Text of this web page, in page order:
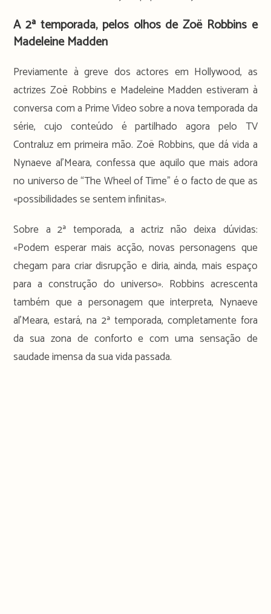
A 2ª temporada, pelos olhos de Zoë Robbins e
Madeleine Madden
Previamente à greve dos actores em Hollywood, as
actrizes Zoë Robbins e Madeleine Madden estiveram à
conversa com a Prime Video sobre a nova temporada da
série, cujo conteúdo é partilhado agora pelo TV
Contraluz em primeira mão. Zoë Robbins, que dá vida a
Nynaeve al’Meara, confessa que aquilo que mais adora
no universo de “The Wheel of Time” é o facto de que as
«possibilidades se sentem infinitas».
Sobre a 2ª temporada, a actriz não deixa dúvidas:
«Podem esperar mais acção, novas personagens que
chegam para criar disrupção e diria, ainda, mais espaço
para a construção do universo». Robbins acrescenta
também que a personagem que interpreta, Nynaeve
al’Meara, estará, na 2ª temporada, completamente fora
da sua zona de conforto e com uma sensação de
saudade imensa da sua vida passada.